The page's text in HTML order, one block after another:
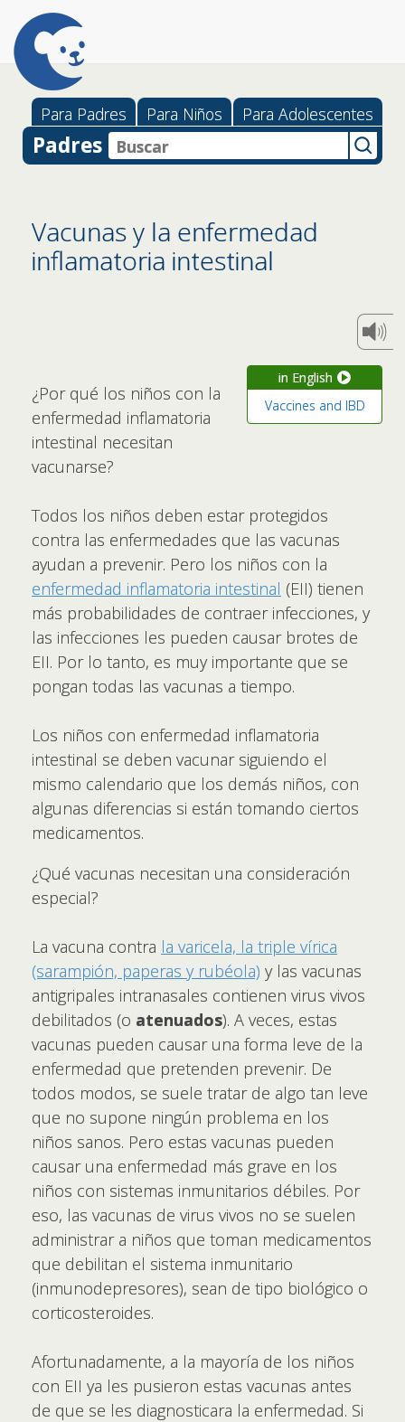
Para Padres Para Niños Para Adolescentes
Padres
Vacunas y la enfermedad
inflamatoria intestinal
in English
Vaccines and IBD
¿Por qué los niños con la
enfermedad inflamatoria
intestinal necesitan
vacunarse?
Todos los niños deben estar protegidos
contra las enfermedades que las vacunas
ayudan a prevenir. Pero los niños con la
enfermedad inflamatoria intestinal (EII) tienen
más probabilidades de contraer infecciones, y
las infecciones les pueden causar brotes de
EII. Por lo tanto, es muy importante que se
pongan todas las vacunas a tiempo.
Los niños con enfermedad inflamatoria
intestinal se deben vacunar siguiendo el
mismo calendario que los demás niños, con
algunas diferencias si están tomando ciertos
medicamentos.
¿Qué vacunas necesitan una consideración
especial?
La vacuna contra la varicela, la triple vírica
(sarampión, paperas y rubéola) y las vacunas
antigripales intranasales contienen virus vivos
debilitados (o atenuados). A veces, estas
vacunas pueden causar una forma leve de la
enfermedad que pretenden prevenir. De
todos modos, se suele tratar de algo tan leve
que no supone ningún problema en los
niños sanos. Pero estas vacunas pueden
causar una enfermedad más grave en los
niños con sistemas inmunitarios débiles. Por
eso, las vacunas de virus vivos no se suelen
administrar a niños que toman medicamentos
que debilitan el sistema inmunitario
(inmunodepresores), sean de tipo biológico o
corticosteroides.
Afortunadamente, a la mayoría de los niños
con EII ya les pusieron estas vacunas antes
de que se les diagnosticara la enfermedad. Si